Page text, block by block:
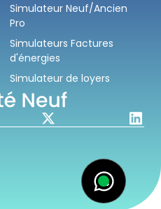
Simulateur Neuf/Ancien
Pro
Simulateurs Factures
d'énergies
Simulateur de loyers